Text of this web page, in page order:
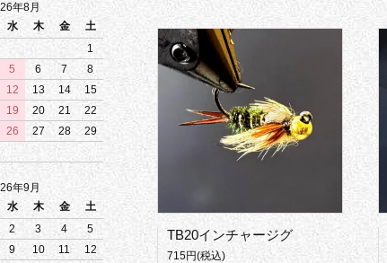
TB20インチャージグ
715円(税込)
年8月
水 木 金
土
1
5 6 7
8
12 13 14
15
19 20 21
22
26 27 28
29
年9月
水 木 金
土
2 3 4
5
9 10 11
12